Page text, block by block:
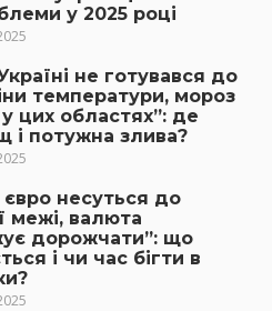
у 2025 році
не готувався до
температури, мороз
цих областях”: де
і потужна злива?
євро несуться до
межі, валюта
дорожчати”: що
і чи час бігти в